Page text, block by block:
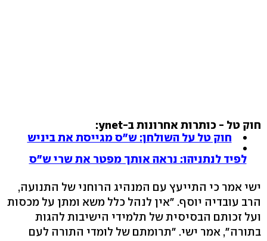
חוק טל - כותרות אחרונות ב-ynet:
חוק טל על השולחן: ש"ס מגייסת את ביניש
לפיד לנתניהו: נראה אותך מפטר את שרי ש"ס
ישי אמר כי התייעץ עם המנהיג הרוחני של התנועה,
הרב עובדיה יוסף. "אין לנהל כלל משא ומתן על מכסות
ועל זכותם הבסיסית של תלמידי הישיבות להגות
בתורה", אמר ישי. "תרומתם של לומדי התורה לעם